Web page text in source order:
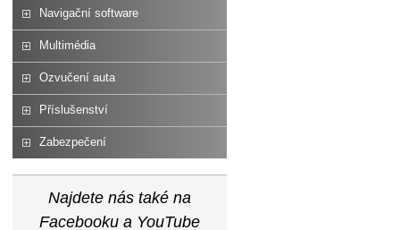
Navigační software
Multimédia
Ozvučení auta
Příslušenství
Zabezpečení
Najdete nás také na
Facebooku a YouTube